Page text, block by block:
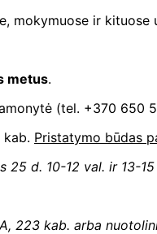
mokymuose ir kituose
metus.
(tel. +370 650
kab. Pristatymo būdas
25 d. 10-12 val. ir 13-
223 kab. arba